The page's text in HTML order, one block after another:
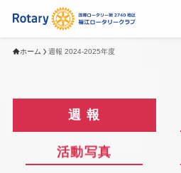
ホーム 週報 2024-2025年度
週 報
活動写真